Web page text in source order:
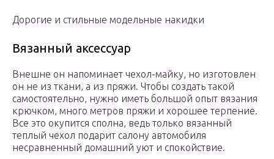
Дорогие и стильные модельные накидки
Вязанный аксессуар
Внешне он напоминает чехол-майку, но изготовлен
он не из ткани, а из пряжи. Чтобы создать такой
самостоятельно, нужно иметь большой опыт вязания
крючком, много метров пряжи и хорошее терпение.
Все это окупится сполна, ведь только вязанный
теплый чехол подарит салону автомобиля
несравненный домашний уют и спокойствие.